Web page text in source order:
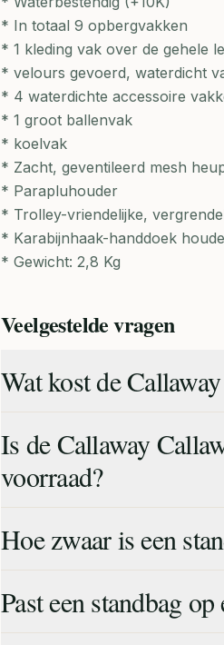
* In totaal 9 opbergvakken
* 1 kleding vak over de gehele
* velours gevoerd, waterdicht
* 4 waterdichte accessoire
* 1 groot ballenvak
* koelvak
* Zacht, geventileerd mesh
* Parapluhouder
* Trolley-vriendelijke,
* Karabijnhaak-handdoek
* Gewicht: 2,8 Kg
Veelgestelde vragen
Wat kost de
Is de Callaway
voorraad?
Hoe zwaar is een
Past een standbag